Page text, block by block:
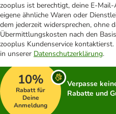
zooplus ist berechtigt, deine E-
eigene ähnliche Waren oder
dem jederzeit widersprechen, ohne
Übermittlungskosten nach den
zooplus Kundenservice
in unserer Datenschutzerklärung.
10%
Rabatt für
Deine
Anmeldung
Verpasse
Rabatte und